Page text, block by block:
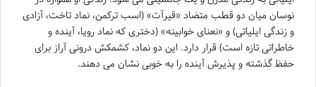
نوسان میان دو قطب متضاد «قیرآت» (اسب ترکمن، نماد تاخت، آزادی
و زندگی ایلیاتی) و «نعنای خوابینه» (دختری که نماد رویا، آینده و
خاطراتی تازه است) قرار دارد. این دو نماد، کشمکش درونی آراز برای
حفظ گذشته و پذیرش آینده را به خوبی نشان می دهند.